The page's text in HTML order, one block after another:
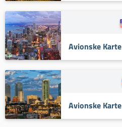
Avionske Karte
Avionske Karte